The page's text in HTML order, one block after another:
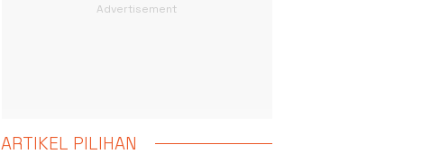
ARTIKEL PILIHAN